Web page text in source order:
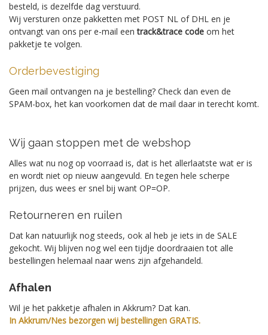
besteld, is dezelfde dag verstuurd.
Wij versturen onze pakketten met POST NL of DHL en je
ontvangt van ons per e-mail eentrack&trace code om het
pakketje te volgen.
Orderbevestiging
Geen mail ontvangen na je bestelling? Check dan even de
SPAM-box, het kan voorkomen dat de mail daar in terecht komt.
Wij gaan stoppen met de webshop
Alles wat nu nog op voorraad is, dat is het allerlaatste wat er is
en wordt niet op nieuw aangevuld. En tegen hele scherpe
prijzen, dus wees er snel bij want OP=OP.
Retourneren en ruilen
Dat kan natuurlijk nog steeds, ook al heb je iets in de SALE
gekocht. Wij blijven nog wel een tijdje doordraaien tot alle
bestellingen helemaal naar wens zijn afgehandeld.
Afhalen
Wil je het pakketje afhalen in Akkrum? Dat kan.
In Akkrum/Nes bezorgen wij bestellingen GRATIS.